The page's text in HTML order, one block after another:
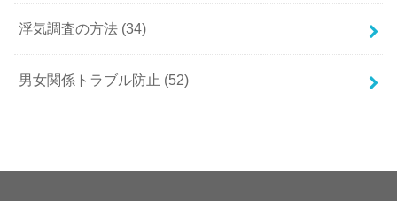
浮気調査の方法 (34)
男女関係トラブル防止 (52)